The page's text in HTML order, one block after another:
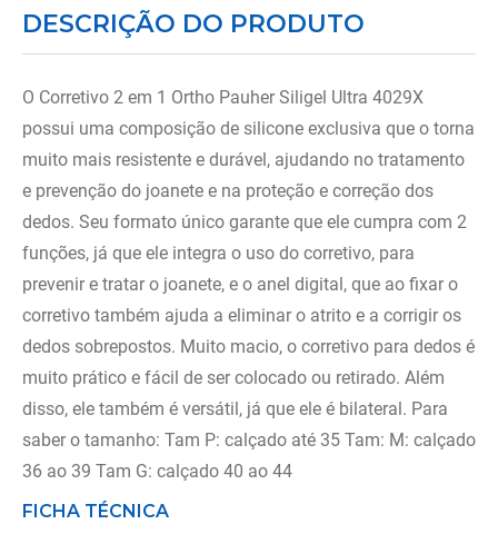
DESCRIÇÃO DO PRODUTO
O Corretivo 2 em 1 Ortho Pauher Siligel Ultra 4029X
possui uma composição de silicone exclusiva que o torna
muito mais resistente e durável, ajudando no tratamento
e prevenção do joanete e na proteção e correção dos
dedos. Seu formato único garante que ele cumpra com 2
funções, já que ele integra o uso do corretivo, para
prevenir e tratar o joanete, e o anel digital, que ao fixar o
corretivo também ajuda a eliminar o atrito e a corrigir os
dedos sobrepostos. Muito macio, o corretivo para dedos é
muito prático e fácil de ser colocado ou retirado. Além
disso, ele também é versátil, já que ele é bilateral. Para
saber o tamanho: Tam P: calçado até 35 Tam: M: calçado
36 ao 39 Tam G: calçado 40 ao 44
FICHA TÉCNICA